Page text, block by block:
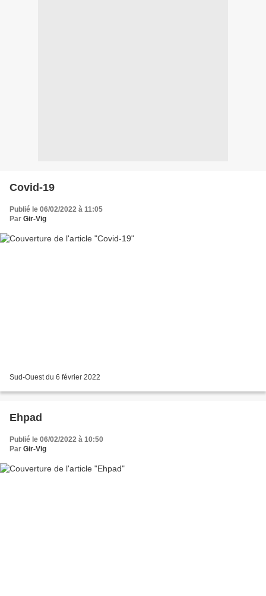
Covid-19
Publié le 06/02/2022 à 11:05
Par Gir-Vig
Sud-Ouest du 6 février 2022
Ehpad
Publié le 06/02/2022 à 10:50
Par Gir-Vig